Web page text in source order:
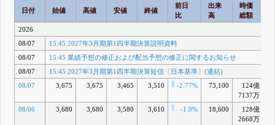
期決算説明
資料
8月 07, 2026
B
10:00 熊本
県熊本地方
で発生した
地震の当社
グループへ
の影響に関
するお知ら
8月 05, 2026
日付 始値 高値 安値 終値
前日
比
出来
高
時価
総額
2026
08/07
15:45 2027年3月期第1四半期決算説明資料
08/07
15:45 業績予想の修正および配当予想の修正に関するお知らせ
08/07
15:45 2027年3月期第1四半期決算短信〔日本基準〕(連結)
08/07
3,675 3,675 3,465 3,510 -2.77% 73,100
124億
7137万
08/06 3,680 3,680 3,580 3,610 -1.9% 18,600
128億
2668万